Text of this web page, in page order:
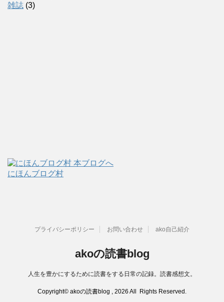
雑誌 (3)
にほんブログ村
プライバシーポリシー お問い合わせ ako自己紹介
akoの読書blog
人生を豊かにするために読書をする日常の記録。読書感想文。
Copyright© akoの読書blog , 2026 All Rights Reserved.